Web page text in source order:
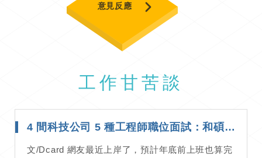
意見反應
工作甘苦談
4 間科技公司 5 種工程師職位面試：和碩/台積/穩懋/Garmin｜面試經驗分享
文/Dcard 網友最近上岸了，預計年底前上班也算完